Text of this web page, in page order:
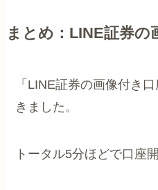
まとめ：LINE証券の
「LINE証券の画像付き
きました。
トータル5分ほどで口座